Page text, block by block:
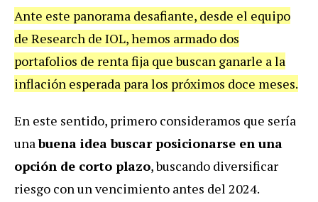
Ante este panorama desafiante, desde el equipo
de Research de IOL, hemos armado dos
portafolios de renta fija que buscan ganarle a la
inflación esperada para los próximos doce meses.
En este sentido, primero consideramos que sería
unabuena idea buscar posicionarse en una
opción de corto plazo, buscando diversificar
riesgo con un vencimiento antes del 2024.